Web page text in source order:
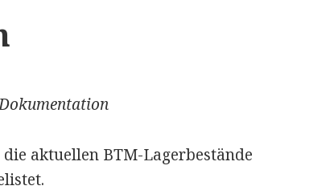
aktuellen BTM-Lagerbestände